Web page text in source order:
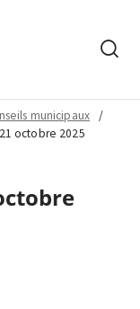
municipaux
octobre 2025